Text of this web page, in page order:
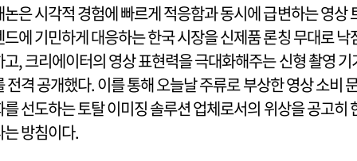
논은 시각적 경험에 빠르게 적응함과 동시에 급변하는 영상
드에 기민하게 대응하는 한국 시장을 신제품 론칭 무대로 낙
고, 크리에이터의 영상 표현력을 극대화해주는 신형 촬영 기
전격 공개했다. 이를 통해 오늘날 주류로 부상한 영상 소비
를 선도하는 토탈 이미징 솔루션 업체로서의 위상을 공고히
는 방침이다.